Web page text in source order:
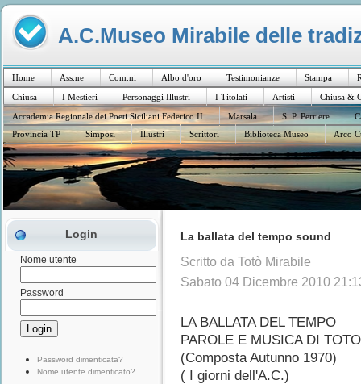
A.C.Museo Mirabile delle
Home Ass.ne Com.ni Albo d'oro Testimonianze Stampa
Chiusa
I Mestieri Personaggi Illustri I Titolati Artisti
Chiusa &
Accademia Regionale dei Poeti Siciliani Federico II
Marsala S. P. Perriere
Provincia TP
Simposi Illustri Scrittori Biblioteca Museo Arco
Login
Nome utente
Password
Password dimenticata?
Nome utente dimenticato?
La ballata del tempo sound
Scritto da Totò Mirabile
Sabato 04 Dicembre 2010
LA BALLATA DEL TEMPO
PAROLE E MUSICA DI
(Composta Autunno 1970)
( I giorni dell'A.C.)